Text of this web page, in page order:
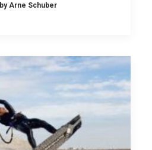
by Arne Schuber